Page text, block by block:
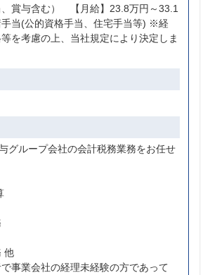
、賞与含む） 【月給】23.8万円～33.1
当(公的資格手当、住宅手当等) ※経
を考慮の上、当社規定により決定しま
グループ会社の会計税務業務をお任せ
他
事業会社の経理未経験の方であって